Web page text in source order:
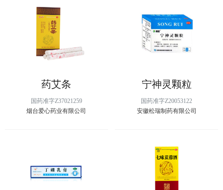
药艾条
国药准字Z37021259
烟台爱心药业有限公司
宁神灵颗粒
国药准字Z20053122
安徽松瑞制药有限公司